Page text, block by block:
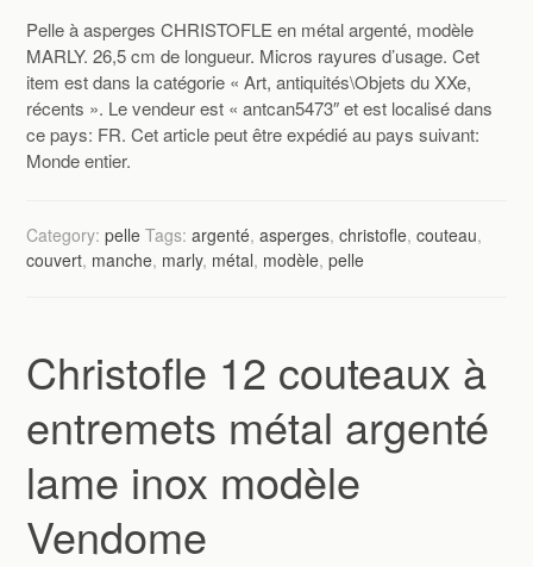
Pelle à asperges CHRISTOFLE en métal argenté, modèle
MARLY. 26,5 cm de longueur. Micros rayures d’usage. Cet
item est dans la catégorie « Art, antiquités\Objets du XXe,
récents ». Le vendeur est « antcan5473″ et est localisé dans
ce pays: FR. Cet article peut être expédié au pays suivant:
Monde entier.
Category:pelle Tags:argenté,asperges,christofle,couteau,
couvert, manche, marly, métal, modèle,pelle
Christofle 12 couteaux à
entremets métal argenté
lame inox modèle
Vendome